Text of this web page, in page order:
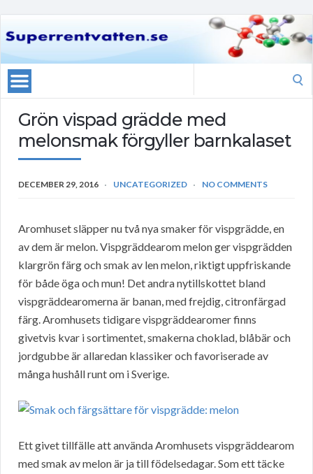
Grön vispad grädde med
melonsmak förgyller barnkalaset
DECEMBER 29, 2016 UNCATEGORIZED NO COMMENTS
Aromhuset släpper nu två nya smaker för vispgrädde, en
av dem är melon. Vispgräddearom melon ger vispgrädden
klargrön färg och smak av len melon, riktigt uppfriskande
för både öga och mun! Det andra nytillskottet bland
vispgräddearomerna är banan, med frejdig, citronfärgad
färg. Aromhusets tidigare vispgräddearomer finns
givetvis kvar i sortimentet, smakerna choklad, blåbär och
jordgubbe är allaredan klassiker och favoriserade av
många hushåll runt om i Sverige.
Ett givet tillfälle att använda Aromhusets vispgräddearom
med smak av melon är ja till födelsedagar. Som ett täcke